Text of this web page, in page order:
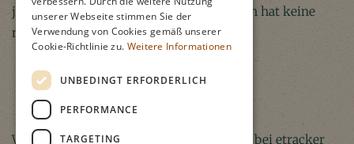
jederzeit widersprechen. Der Widerspruch hat keine
nachteiligen Folgen.
Weitere Informationen zum Datenschutz bei etracker
unserer Webseite stimmen Sie der
Verwendung von Cookies gemäß unserer
Cookie-Richtlinie zu. Weitere Informationen
UNBEDINGT ERFORDERLICH
PERFORMANCE
TARGETING